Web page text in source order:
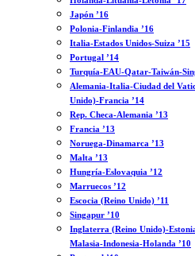
Japón ’16
Polonia-Finlandia ’16
Italia-Estados Unidos-Suiza ’15
Portugal ’14
Turquía-EAU-Qatar-Taiwán-
Alemania-Italia-Ciudad del
Unido)-Francia ’14
Rep. Checa-Alemania ’13
Francia ’13
Noruega-Dinamarca ’13
Malta ’13
Hungría-Eslovaquia ’12
Marruecos ’12
Escocia (Reino Unido) ’11
Singapur ’10
Inglaterra (Reino Unido)-
Malasia-Indonesia-Holanda ’10